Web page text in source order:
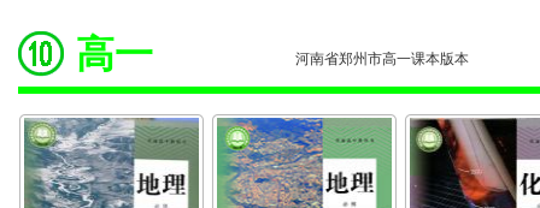
高一 河南省郑州市高一课本版本